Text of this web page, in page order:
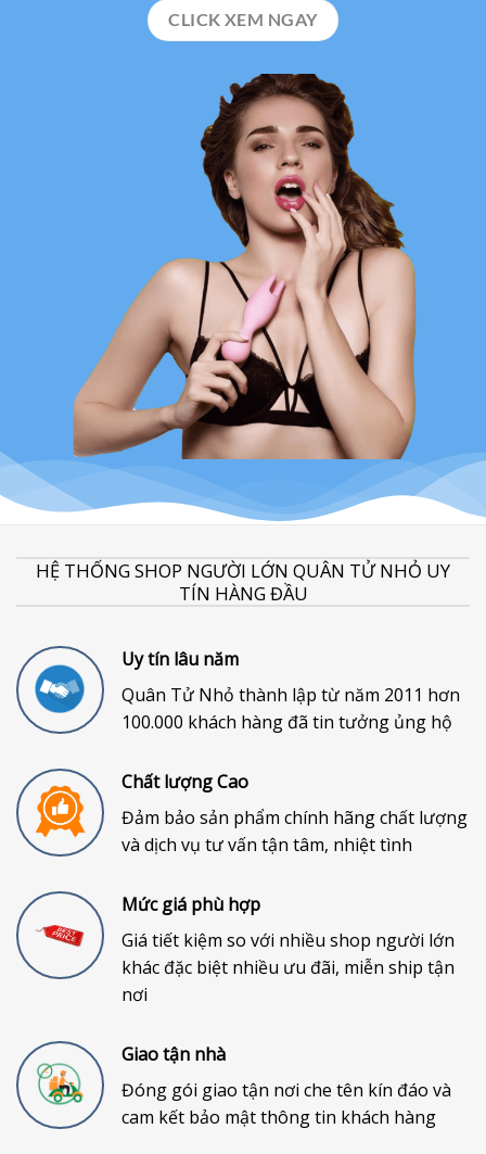
CLICK XEM NGAY
HỆ THỐNG SHOP NGƯỜI LỚN QUÂN TỬ NHỎ UY
TÍN HÀNG ĐẦU
Uy tín lâu năm
Quân Tử Nhỏ thành lập từ năm 2011 hơn
100.000 khách hàng đã tin tưởng ủng hộ
Chất lượng Cao
Đảm bảo sản phẩm chính hãng chất lượng
và dịch vụ tư vấn tận tâm, nhiệt tình
Mức giá phù hợp
Giá tiết kiệm so với nhiều shop người lớn
khác đặc biệt nhiều ưu đãi, miễn ship tận
nơi
Giao tận nhà
Đóng gói giao tận nơi che tên kín đáo và
cam kết bảo mật thông tin khách hàng